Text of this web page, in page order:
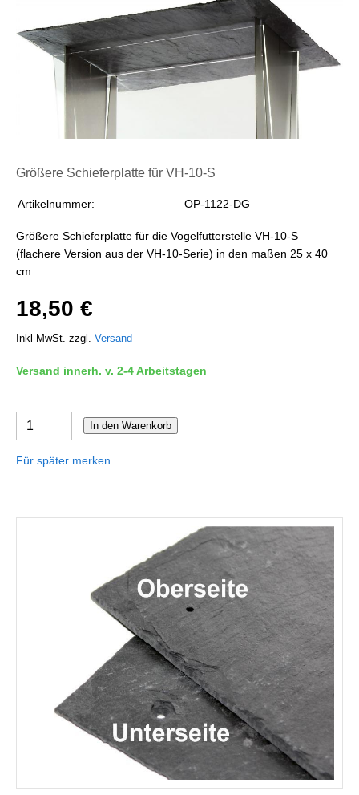
Größere Schieferplatte für VH-10-S
Artikelnummer: OP-1122-DG
Größere Schieferplatte für die Vogelfutterstelle VH-10-S
(flachere Version aus der VH-10-Serie) in den maßen 25 x 40
cm
18,50 €
Inkl MwSt. zzgl. Versand
Versand innerh. v. 2-4 Arbeitstagen
In den Warenkorb
Für später merken